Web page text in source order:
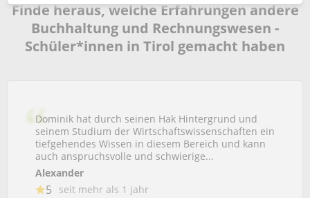
Finde heraus, welche Erfahrungen andere
Buchhaltung und Rechnungswesen -
Schüler*innen in Tirol gemacht haben
Dominik hat durch seinen Hak Hintergrund und
seinem Studium der Wirtschaftswissenschaften ein
tiefgehendes Wissen in diesem Bereich und kann
auch anspruchsvolle und schwierige...
Alexander
5 seit mehr als 1 jahr